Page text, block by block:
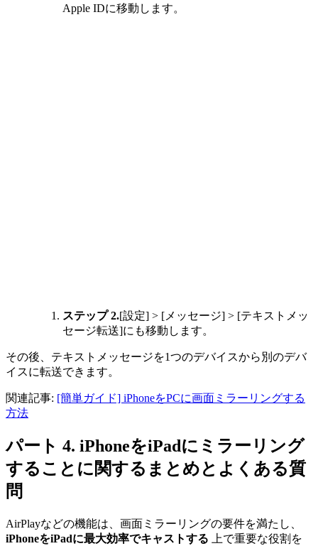
Apple IDに移動します。
ステップ 2.[設定] > [メッセージ] > [テキストメッ
セージ転送]にも移動します。
その後、テキストメッセージを1つのデバイスから別のデバ
イスに転送できます。
関連記事: [簡単ガイド] iPhoneをPCに画面ミラーリングする
方法
パート 4. iPhoneをiPadにミラーリング
することに関するまとめとよくある質
問
AirPlayなどの機能は、画面ミラーリングの要件を満たし、
iPhoneをiPadに最大効率でキャストする 上で重要な役割を